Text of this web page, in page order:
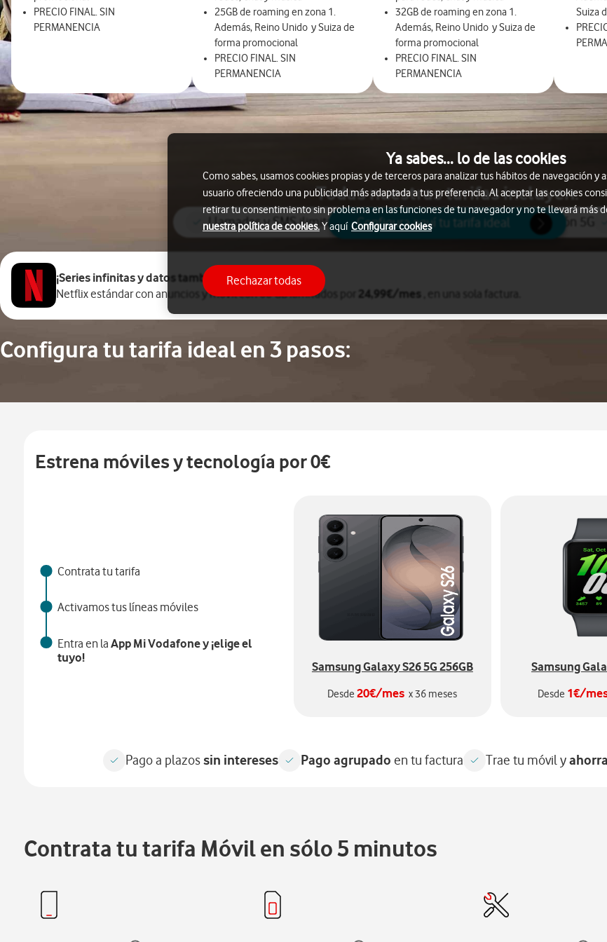
PRECIO FINAL. SIN
PERMANENCIA
25GB de roaming en zona 1.
Además, Reino Unido y Suiza de
forma promocional
PRECIO FINAL. SIN
PERMANENCIA
32GB de roaming en zona 1.
Además, Reino Unido y Suiza de
forma promocional
PRECIO FINAL. SIN
PERMANENCIA
Suiza
Todas nuestras tarifas incluyen:
Llamadas y SMS ilimitados a móviles y fijos nacionales Conexión 5G
¡Series infinitas y datos también!
Netflix estándar con anuncios y móvil con60GB ilimitados por 24,99€/mes
Configura aquí tu tarifa ideal
Configura tu tarifa ideal en 3 pasos:
Estrena móviles y tecnología por 0€
Contrata tu tarifa
Activamos tus líneas móviles
Entra en la App Mi Vodafone y ¡elige el
tuyo!
Samsung Galaxy S26 5G 256GB
Desde20€/mes x 36 meses
Samsung
Desde 1€/
Pago a plazossin intereses Pago agrupado en tu factura Trae tu móvil y
Contrata tu tarifa Móvil en sólo 5 minutos
Ya sabes... lo de las cookies
Como sabes, usamos cookies propias y de terceros para analizar tus hábitos de navegación y
usuario ofreciendo una publicidad más adaptada a tus preferencia. Al aceptar las cookies
retirar tu consentimiento sin problema en las funciones de tu navegador y no te llevará más
nuestra política de cookies.Y aquí Configurar cookies
Rechazar todas